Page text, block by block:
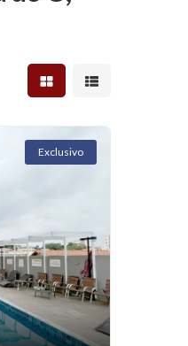
Mostrar resultados em
Mostrar
Exclusivo